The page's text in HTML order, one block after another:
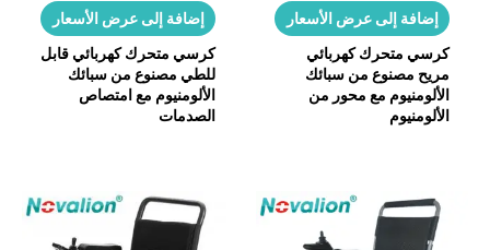
إضافة إلى عرض الأسعار
كرسي متحرك كهربائي
مريح مصنوع من سبائك
الألومنيوم مع محور من
الألومنيوم
إضافة إلى عرض الأسعار
كرسي متحرك كهربائي قابل
للطي مصنوع من سبائك
الألومنيوم مع امتصاص
الصدمات